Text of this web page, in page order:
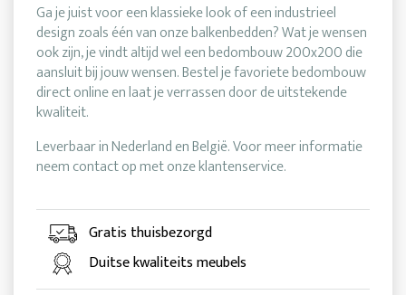
Ga je juist voor een klassieke look of een industrieel
design zoals één van onze balkenbedden? Wat je wensen
ook zijn, je vindt altijd wel een bedombouw 200x200 die
aansluit bij jouw wensen. Bestel je favoriete bedombouw
direct online en laat je verrassen door de uitstekende
kwaliteit.
Leverbaar in Nederland en België. Voor meer informatie
neem contact op met onze klantenservice.
Gratis thuisbezorgd
Duitse kwaliteits meubels